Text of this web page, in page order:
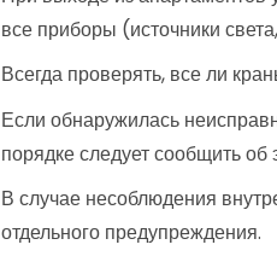
все приборы (источники
Всегда проверять, все ли
Если обнаружилась
порядке следует сообщить
В случае несоблюдения
отдельного предупреждения.